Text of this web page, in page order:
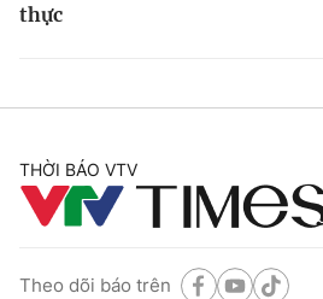
thực
THỜI BÁO VTV
Theo dõi báo trên